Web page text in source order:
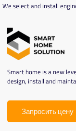
Smart home is a new
design, install and
Запросить цену
We select and install